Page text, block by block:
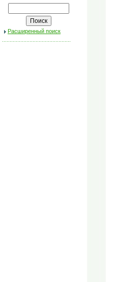
Расширенный поиск